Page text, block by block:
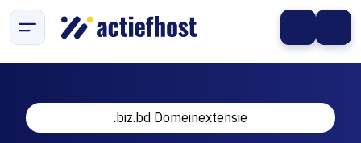
.biz.bd Domeinextensie